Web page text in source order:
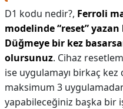
D1 kodu nedir?, Ferroli
modelinde “reset”
Düğmeye bir kez
olursunuz. Cihaz
ise uygulamayı birkaç
maksimum 3
yapabileceğiniz başka bir